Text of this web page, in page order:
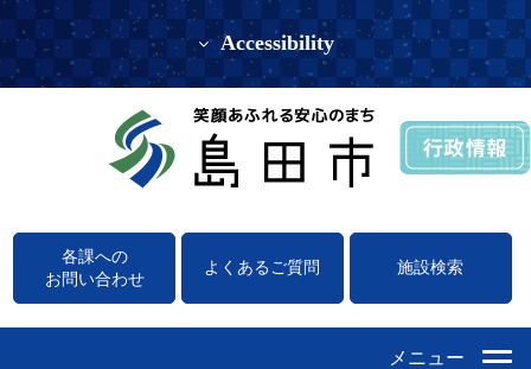
Accessibility
各課への
お問い合わせ
よくあるご質問 施設検索
メニュー